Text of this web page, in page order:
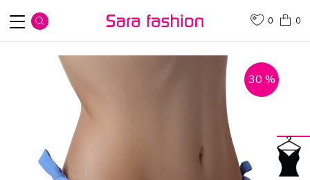
0
0
30 %